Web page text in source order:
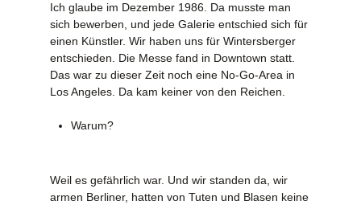
Ich glaube im Dezember 1986. Da musste man
sich bewerben, und jede Galerie entschied sich für
einen Künstler. Wir haben uns für Wintersberger
entschieden. Die Messe fand in Downtown statt.
Das war zu dieser Zeit noch eine No-Go-Area in
Los Angeles. Da kam keiner von den Reichen.
Warum?
Weil es gefährlich war. Und wir standen da, wir
armen Berliner, hatten von Tuten und Blasen keine